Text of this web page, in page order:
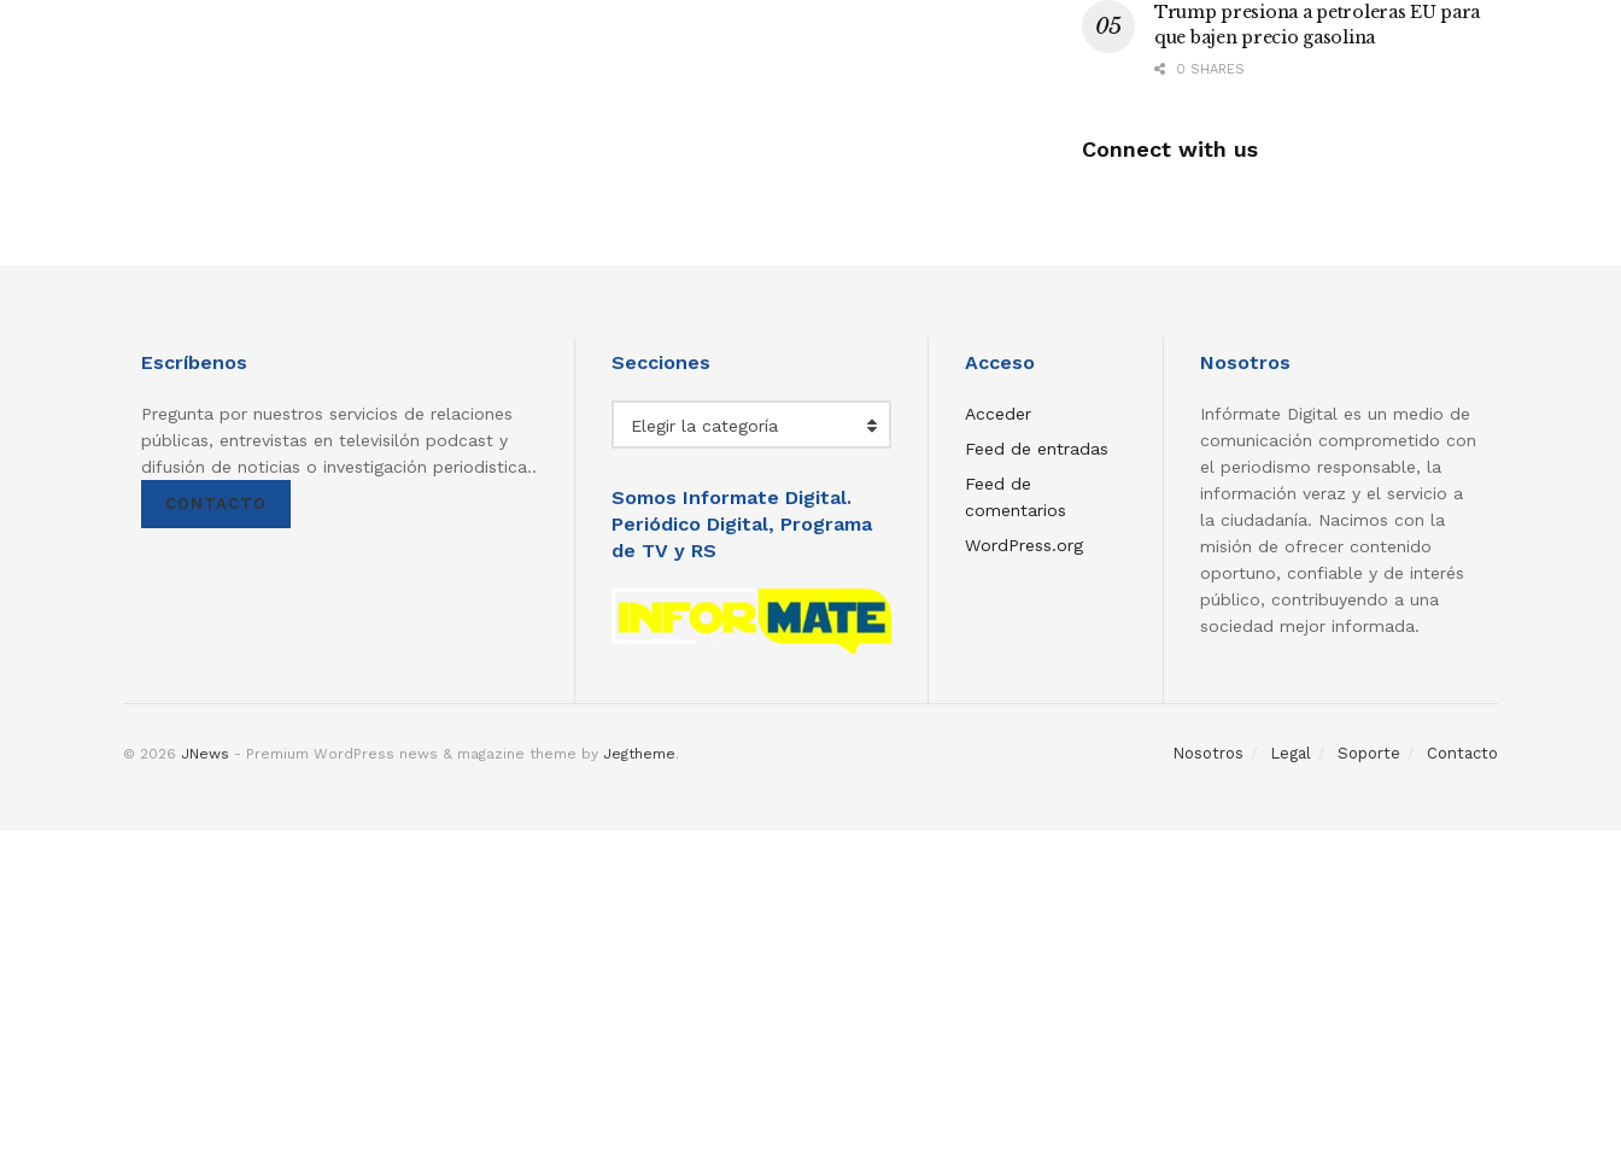
Trump presiona a petroleras EU para
que bajen precio gasolina
0 SHARES
Connect with us
Escríbenos
Pregunta por nuestros servicios de relaciones
públicas, entrevistas en televisilón podcast y
difusión de noticias o investigación periodistica..
CONTACTO
Secciones
Elegir la categoría
Somos Informate Digital.
Periódico Digital, Programa
de TV y RS
Acceso
Acceder
Feed de entradas
Feed de
comentarios
WordPress.org
Nosotros
Infórmate Digital es un medio de
comunicación comprometido con
el periodismo responsable, la
información veraz y el servicio a
la ciudadanía. Nacimos con la
misión de ofrecer contenido
oportuno, confiable y de interés
público, contribuyendo a una
sociedad mejor informada.
Nosotros Legal Soporte Contacto
© 2026 JNews - Premium WordPress news & magazine theme by Jegtheme.